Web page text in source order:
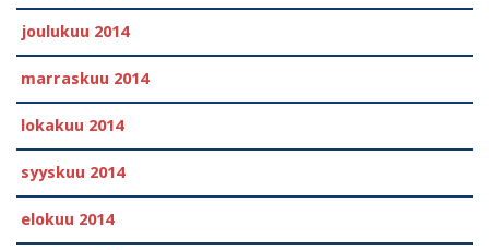
joulukuu 2014
marraskuu 2014
lokakuu 2014
syyskuu 2014
elokuu 2014